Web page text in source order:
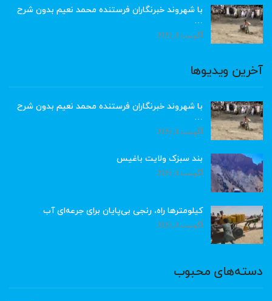
با شهروند خبرنگاران فرستنده محمد نعیم بدون شرح
…
آگوست 8, 2026
آخرین ویدیوها
با شهروند خبرنگاران فرستنده محمد نعیم بدون شرح
…
آگوست 8, 2026
بند سبزک ولایت باغیس
آگوست 8, 2026
کیلومترها راه، رنجی بی‌پایان برای جرعه‌ای آب
آگوست 8, 2026
دسته‌های محبوب